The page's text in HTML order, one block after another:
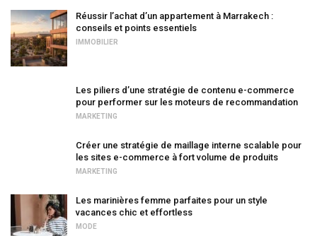
Réussir l’achat d’un appartement à Marrakech :
conseils et points essentiels
IMMOBILIER
Les piliers d’une stratégie de contenu e-commerce
pour performer sur les moteurs de recommandation
MARKETING
Créer une stratégie de maillage interne scalable pour
les sites e-commerce à fort volume de produits
MARKETING
Les marinières femme parfaites pour un style
vacances chic et effortless
MODE